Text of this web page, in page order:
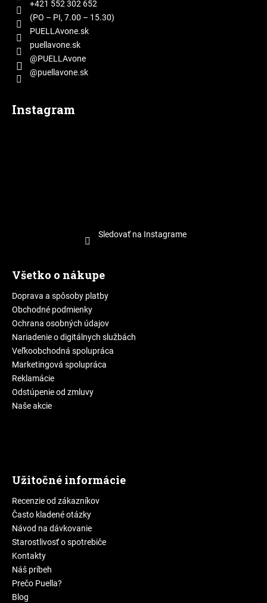
+421 552 302 652
(PO – PI, 7.00 – 15.30)
PUELLAvone.sk
puellavone.sk
@PUELLAvone
@puellavone.sk
Instagram
Sledovať na Instagrame
Všetko o nákupe
Doprava a spôsoby platby
Obchodné podmienky
Ochrana osobných údajov
Nariadenie o digitálnych službách
Veľkoobchodná spolupráca
Marketingová spolupráca
Reklamácie
Odstúpenie od zmluvy
Naše akcie
Užitočné informácie
Recenzie od zákazníkov
Často kladené otázky
Návod na dávkovanie
Starostlivosť o spotrebiče
Kontakty
Náš príbeh
Prečo Puella?
Blog